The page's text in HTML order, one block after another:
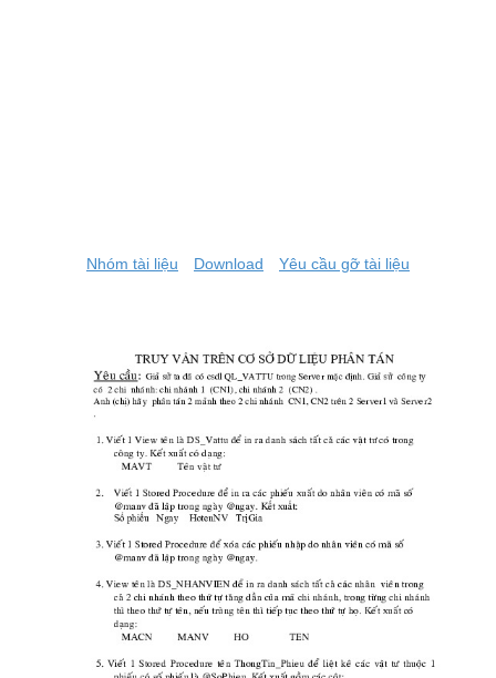
Nhóm tài liệu Download Yêu cầu gỡ tài liệu